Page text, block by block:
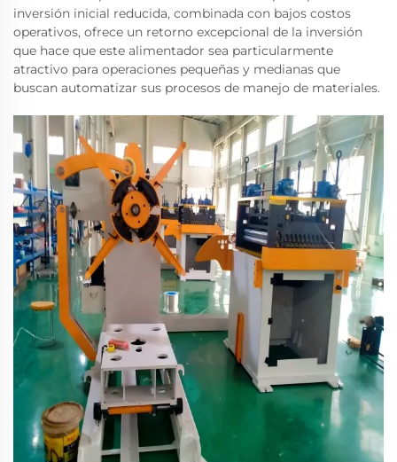
inversión inicial reducida, combinada con bajos costos
operativos, ofrece un retorno excepcional de la inversión
que hace que este alimentador sea particularmente
atractivo para operaciones pequeñas y medianas que
buscan automatizar sus procesos de manejo de materiales.